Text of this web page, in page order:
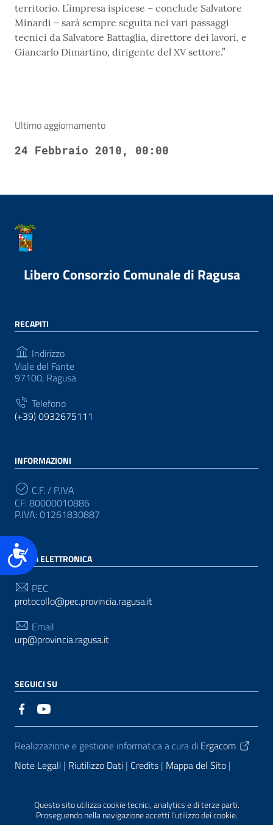
Accessibilità
Questo sito utilizza cookie tecnici, analytics e di terze parti.
Proseguendo nella navigazione accetti l’utilizzo dei cookie.
territorio. L’impresa ispicese – conclude Salvatore
Minardi – sarà sempre seguita nei vari passaggi
tecnici da Salvatore Battaglia, direttore dei lavori, e
Giancarlo Dimartino, dirigente del XV settore.”
Ultimo aggiornamento
24 Febbraio 2010, 00:00
Libero Consorzio Comunale di Ragusa
RECAPITI
Indirizzo
Viale del Fante
97100, Ragusa
Telefono
(+39) 0932675111
INFORMAZIONI
C.F. / P.IVA
CF: 80000010886
P.IVA: 01261830887
POSTA ELETTRONICA
PEC
protocollo@pec.provincia.ragusa.it
Email
urp@provincia.ragusa.it
SEGUICI SU
Sezione Link Utili
Realizzazione e gestione informatica a cura di Ergacom
Note Legali Riutilizzo Dati Credits Mappa del Sito
Segnalazioni Statistiche accessi Dichiarazione di